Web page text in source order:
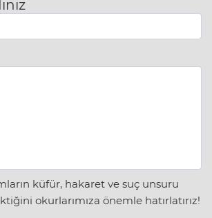
küfür, hakaret ve suç unsuru
okurlarımıza önemle hatırlatırız!